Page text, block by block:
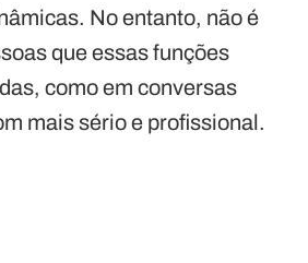
No entanto, não é
que essas funções
como em conversas
mais sério e profissional.